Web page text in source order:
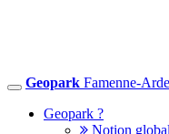
Toggle
navigation
Geopark Famenne-
Geopark ?
Notion